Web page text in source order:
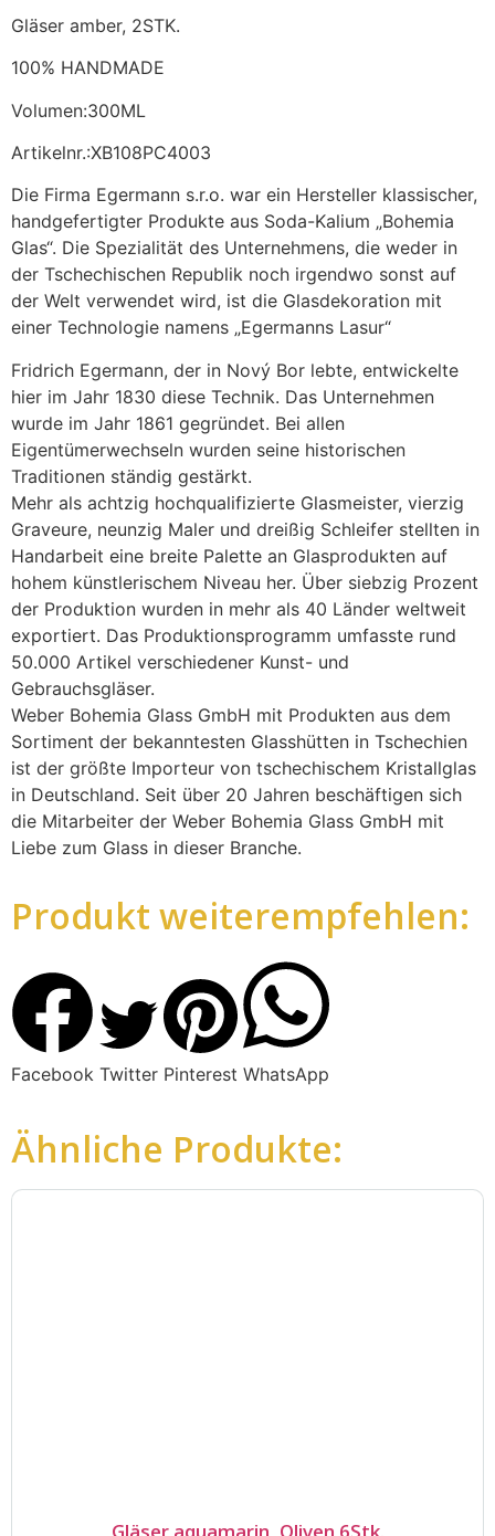
Gläser amber, 2STK.
100% HANDMADE
Volumen:300ML
Artikelnr.:XB108PC4003
Die Firma Egermann s.r.o. war ein Hersteller klassischer,
handgefertigter Produkte aus Soda-Kalium „Bohemia
Glas“. Die Spezialität des Unternehmens, die weder in
der Tschechischen Republik noch irgendwo sonst auf
der Welt verwendet wird, ist die Glasdekoration mit
einer Technologie namens „Egermanns Lasur“
Fridrich Egermann, der in Nový Bor lebte, entwickelte
hier im Jahr 1830 diese Technik. Das Unternehmen
wurde im Jahr 1861 gegründet. Bei allen
Eigentümerwechseln wurden seine historischen
Traditionen ständig gestärkt.
Mehr als achtzig hochqualifizierte Glasmeister, vierzig
Graveure, neunzig Maler und dreißig Schleifer stellten in
Handarbeit eine breite Palette an Glasprodukten auf
hohem künstlerischem Niveau her. Über siebzig Prozent
der Produktion wurden in mehr als 40 Länder weltweit
exportiert. Das Produktionsprogramm umfasste rund
50.000 Artikel verschiedener Kunst- und
Gebrauchsgläser.
Weber Bohemia Glass GmbH mit Produkten aus dem
Sortiment der bekanntesten Glasshütten in Tschechien
ist der größte Importeur von tschechischem Kristallglas
in Deutschland. Seit über 20 Jahren beschäftigen sich
die Mitarbeiter der Weber Bohemia Glass GmbH mit
Liebe zum Glass in dieser Branche.
Produkt weiterempfehlen:
Facebook Twitter Pinterest WhatsApp
Ähnliche Produkte: